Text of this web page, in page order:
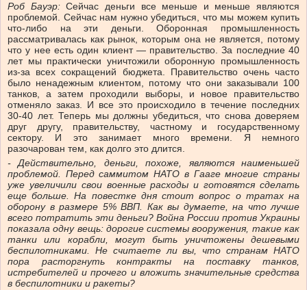
Роб Бауэр:Сейчас деньги все меньше и меньше являются
проблемой. Сейчас нам нужно убедиться, что мы можем купить
что-либо на эти деньги. Оборонная промышленность
рассматривалась как рынок, которым она не является, потому
что у нее есть один клиент — правительство. За последние 40
лет мы практически уничтожили оборонную промышленность
из-за всех сокращений бюджета. Правительство очень часто
было ненадежным клиентом, потому что они заказывали 100
танков, а затем проходили выборы, и новое правительство
отменяло заказ. И все это происходило в течение последних
30-40 лет. Теперь мы должны убедиться, что снова доверяем
друг другу, правительству, частному и государственному
сектору. И это занимает много времени. Я немного
разочарован тем, как долго это длится.
-Действительно, деньги, похоже, являются наименьшей
проблемой. Перед саммитом НАТО в Гааге многие страны
уже увеличили свои военные расходы и готовятся сделать
еще больше. На повестке дня стоит вопрос о тратах на
оборону в размере 5% ВВП. Как вы думаете, на что лучше
всего потратить эти деньги? Война России против Украины
показала одну вещь: дорогие системы вооружения, такие как
танки или корабли, могут быть уничтожены дешевыми
беспилотниками. Не считаете ли вы, что странам НАТО
пора расторгнуть контракты на поставку танков,
истребителей и прочего и вложить значительные средства
в беспилотники и ракеты?